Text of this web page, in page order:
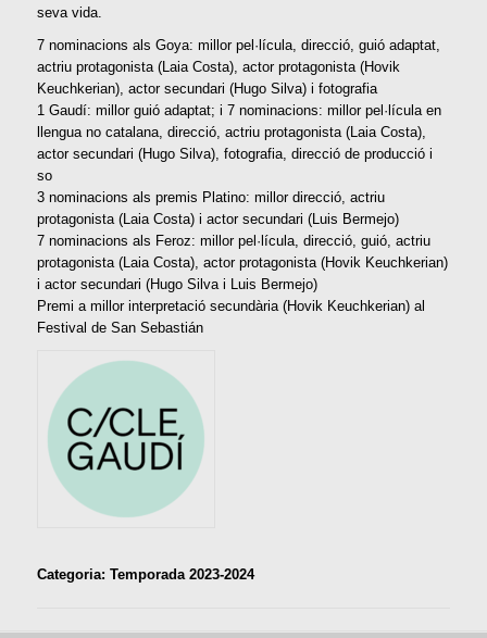
seva vida.
7 nominacions als Goya: millor pel·lícula, direcció, guió adaptat,
actriu protagonista (Laia Costa), actor protagonista (Hovik
Keuchkerian), actor secundari (Hugo Silva) i fotografia
1 Gaudí: millor guió adaptat; i 7 nominacions: millor pel·lícula en
llengua no catalana, direcció, actriu protagonista (Laia Costa),
actor secundari (Hugo Silva), fotografia, direcció de producció i
so
3 nominacions als premis Platino: millor direcció, actriu
protagonista (Laia Costa) i actor secundari (Luis Bermejo)
7 nominacions als Feroz: millor pel·lícula, direcció, guió, actriu
protagonista (Laia Costa), actor protagonista (Hovik Keuchkerian)
i actor secundari (Hugo Silva i Luis Bermejo)
Premi a millor interpretació secundària (Hovik Keuchkerian) al
Festival de San Sebastián
Categoria: Temporada 2023-2024